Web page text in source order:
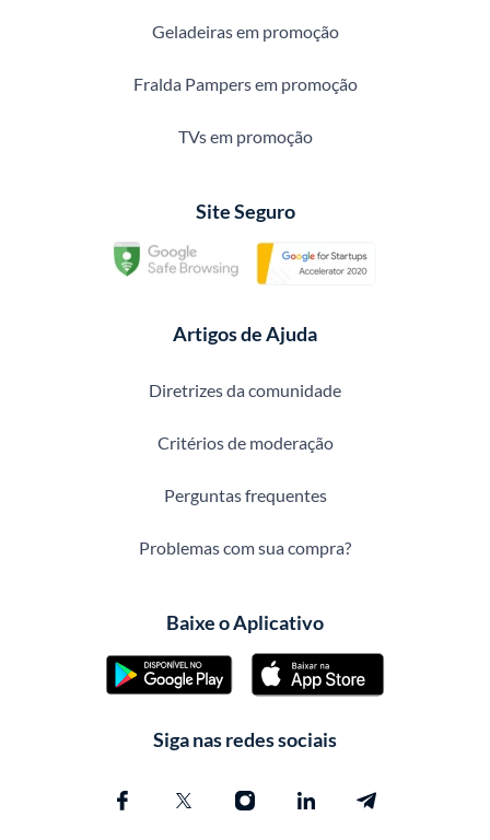
Geladeiras em promoção
Fralda Pampers em promoção
TVs em promoção
Site Seguro
Artigos de Ajuda
Diretrizes da comunidade
Critérios de moderação
Perguntas frequentes
Problemas com sua compra?
Baixe o Aplicativo
Siga nas redes sociais